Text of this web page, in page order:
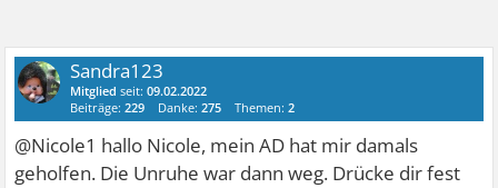
Sandra123
Mitglied seit:09.02.2022
Beiträge:229 Danke:275 Themen:2
@Nicole1 hallo Nicole, mein AD hat mir damals
geholfen. Die Unruhe war dann weg. Drücke dir fest